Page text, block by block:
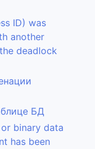
ID) was
another
deadlock
БД
binary data
has been